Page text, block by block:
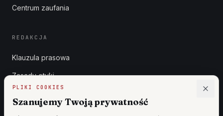
PLIKI COOKIES
Szanujemy Twoją prywatność
Centrum zaufania
REDAKCJA
Klauzula prasowa
Zasady etyki